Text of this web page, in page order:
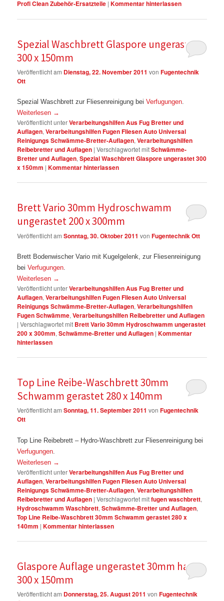
Profi Clean Zubehör-Ersatzteile |Kommentar hinterlassen
Spezial Waschbrett Glaspore ungerastet
300 x 150mm
Veröffentlicht am Dienstag, 22. November 2011 vonFugentechnik
Ott
Spezial Waschbrett zur Fliesenreinigung beiVerfugungen.
Weiterlesen →
Veröffentlicht unterVerarbeitungshilfen Aus Fug Bretter und
Auflagen,Verarbeitungshilfen Fugen Fliesen Auto Universal
Reinigungs Schwämme-Bretter-Auflagen,Verarbeitungshilfen
Reibebretter und Auflagen |Verschlagwortet mitSchwämme-
Bretter und Auflagen,Spezial Waschbrett Glaspore ungerastet 300
x 150mm |Kommentar hinterlassen
Brett Vario 30mm Hydroschwamm
ungerastet 200 x 300mm
Veröffentlicht amSonntag, 30. Oktober 2011 vonFugentechnik Ott
Brett Bodenwischer Vario mit Kugelgelenk, zur Fliesenreinigung
beiVerfugungen
Weiterlesen →
Veröffentlicht unterVerarbeitungshilfen Aus Fug Bretter und
Auflagen,Verarbeitungshilfen Fugen Fliesen Auto Universal
Reinigungs Schwämme-Bretter-Auflagen,Verarbeitungshilfen
Fugen Schwämme,Verarbeitungshilfen Reibebretter und Auflagen
|Verschlagwortet mit Brett Vario 30mm Hydroschwamm ungerastet
200 x 300mm,Schwämme-Bretter und Auflagen |Kommentar
hinterlassen
Top Line Reibe-Waschbrett 30mm
Schwamm gerastet 280 x 140mm
Veröffentlicht amSonntag, 11. September 2011 vonFugentechnik
Ott
Top Line Reibebrett – Hydro-Waschbrett zur Fliesenreinigung bei
Verfugungen
Weiterlesen →
Veröffentlicht unterVerarbeitungshilfen Aus Fug Bretter und
Auflagen,Verarbeitungshilfen Fugen Fliesen Auto Universal
Reinigungs Schwämme-Bretter-Auflagen,Verarbeitungshilfen
Reibebretter und Auflagen |Verschlagwortet mitfugen waschbrett,
Hydroschwamm Waschbrett,Schwämme-Bretter und Auflagen,
Top Line Reibe-Waschbrett 30mm Schwamm gerastet 280 x
140mm |Kommentar hinterlassen
Glaspore Auflage ungerastet 30mm hart
300 x 150mm
Veröffentlicht am Donnerstag, 25. August 2011 vonFugentechnik